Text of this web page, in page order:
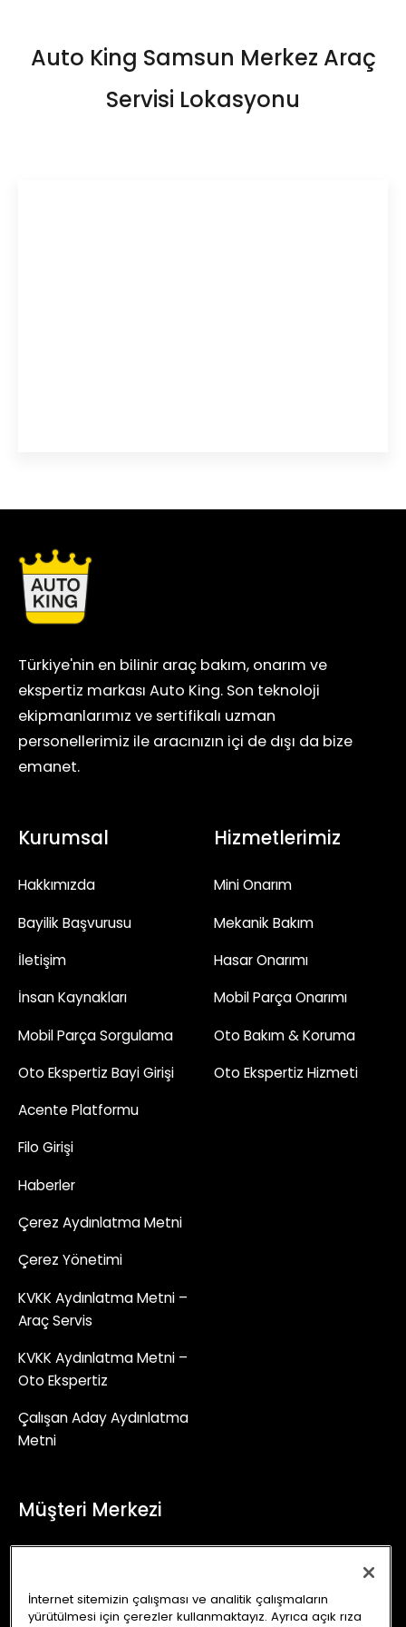
Auto King Samsun Merkez Araç
Servisi Lokasyonu
Türkiye'nin en bilinir araç bakım, onarım ve
ekspertiz markası Auto King. Son teknoloji
ekipmanlarımız ve sertifikalı uzman
personellerimiz ile aracınızın içi de dışı da bize
emanet.
Kurumsal
Hakkımızda
Bayilik Başvurusu
İletişim
İnsan Kaynakları
Mobil Parça Sorgulama
Oto Ekspertiz Bayi Girişi
Acente Platformu
Filo Girişi
Haberler
Çerez Aydınlatma Metni
Çerez Yönetimi
KVKK Aydınlatma Metni –
Araç Servis
KVKK Aydınlatma Metni –
Oto Ekspertiz
Çalışan Aday Aydınlatma
Metni
Hizmetlerimiz
Mini Onarım
Mekanik Bakım
Hasar Onarımı
Mobil Parça Onarımı
Oto Bakım & Koruma
Oto Ekspertiz Hizmeti
Müşteri Merkezi
İletişim Formu
İnternet sitemizin çalışması ve analitik çalışmaların
yürütülmesi için çerezler kullanmaktayız. Ayrıca açık rıza